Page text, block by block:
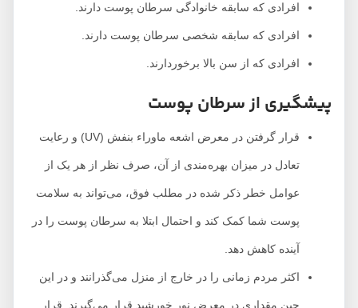
افرادی که سابقه خانوادگی سرطان پوست دارند.
افرادی که سابقه شخصی سرطان پوست دارند.
افرادی که از سن بالا برخوردارند.
پیشگیری از سرطان پوست
قرار گرفتن در معرض اشعه ماوراء بنفش (UV) و رعایت
تعادل در میزان بهره‌مندی از آن، صرف نظر از هر یک از
عوامل خطر ذکر شده در مطلب فوق، می‌تواند به سلامت
پوست شما کمک کند و احتمال ابتلا به سرطان پوست را در
آینده کاهش دهد.
اکثر مردم زمانی را در خارج از منزل می‌گذرانند و در این
حین مقداری در معرض نور خورشید قرار می‌گیرند. قرار